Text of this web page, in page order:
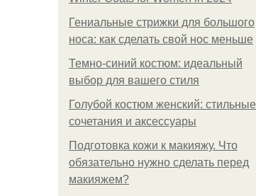
Гениальные стрижки для большого
носа: как сделать свой нос меньше
Темно-синий костюм: идеальный
выбор для вашего стиля
Голубой костюм женский: стильные
сочетания и аксессуары
Подготовка кожи к макияжу. Что
обязательно нужно сделать перед
макияжем?